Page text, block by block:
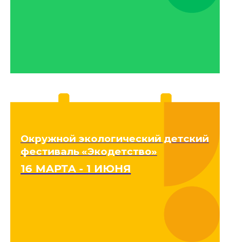
Окружной экологический детский
фестиваль «Экодетство»
16 МАРТА - 1 ИЮНЯ